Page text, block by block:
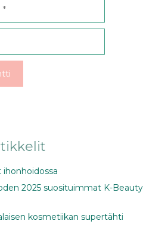
ihonhoidossa
2025 suosituimmat K-Beauty
kosmetiikan supertähti